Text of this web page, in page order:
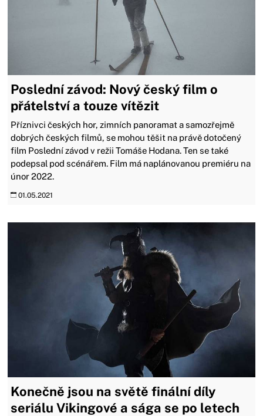
Poslední závod: Nový český film o
přátelství a touze vítězit
Příznivci českých hor, zimních panoramat a samozřejmě
dobrých českých filmů, se mohou těšit na právě dotočený
film Poslední závod v režii Tomáše Hodana. Ten se také
podepsal pod scénářem. Film má naplánovanou premiéru na
únor 2022.
01.05.2021
Konečně jsou na světě finální díly
seriálu Vikingové a sága se po letech